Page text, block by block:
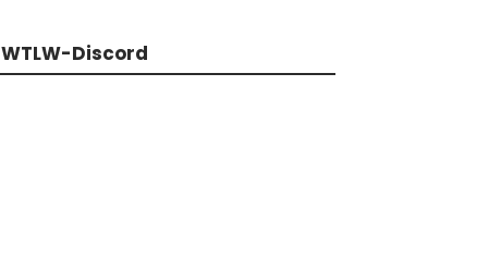
WTLW-Discord